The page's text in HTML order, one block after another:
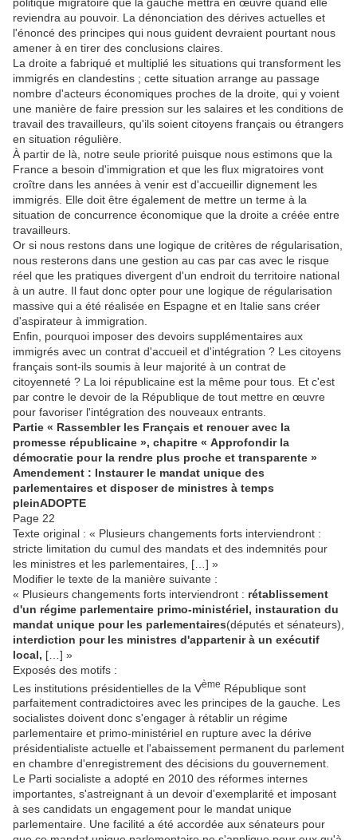
reviendra au pouvoir. La dénonciation des dérives actuelles et
l'énoncé des principes qui nous guident devraient pourtant nous
amener à en tirer des conclusions claires.
La droite a fabriqué et multiplié les situations qui transforment les
immigrés en clandestins ; cette situation arrange au passage
nombre d'acteurs économiques proches de la droite, qui y voient
une manière de faire pression sur les salaires et les conditions de
travail des travailleurs, qu'ils soient citoyens français ou étrangers
en situation régulière.
À partir de là, notre seule priorité puisque nous estimons que la
France a besoin d'immigration et que les flux migratoires vont
croître dans les années à venir est d'accueillir dignement les
immigrés. Elle doit être également de mettre un terme à la
situation de concurrence économique que la droite a créée entre
travailleurs.
Or si nous restons dans une logique de critères de régularisation,
nous resterons dans une gestion au cas par cas avec le risque
réel que les pratiques divergent d'un endroit du territoire national
à un autre. Il faut donc opter pour une logique de régularisation
massive qui a été réalisée en Espagne et en Italie sans créer
d'aspirateur à immigration.
Enfin, pourquoi imposer des devoirs supplémentaires aux
immigrés avec un contrat d'accueil et d'intégration ? Les citoyens
français sont-ils soumis à leur majorité à un contrat de
citoyenneté ? La loi républicaine est la même pour tous. Et c'est
par contre le devoir de la République de tout mettre en œuvre
pour favoriser l'intégration des nouveaux entrants.
Partie « Rassembler les Français et renouer avec la
promesse républicaine », chapitre « Approfondir la
démocratie pour la rendre plus proche et transparente »
Amendement : Instaurer le mandat unique des
parlementaires et disposer de ministres à temps
pleinADOPTE
Page 22
Texte original : « Plusieurs changements forts interviendront :
stricte limitation du cumul des mandats et des indemnités pour
les ministres et les parlementaires, […] »
Modifier le texte de la manière suivante :
« Plusieurs changements forts interviendront : rétablissement
d'un régime parlementaire primo-ministériel, instauration du
mandat unique pour les parlementaires(députés et sénateurs),
interdiction pour les ministres d'appartenir à un exécutif
local, […] »
Exposés des motifs :
Les institutions présidentielles de la Vème République sont
parfaitement contradictoires avec les principes de la gauche. Les
socialistes doivent donc s'engager à rétablir un régime
parlementaire et primo-ministériel en rupture avec la dérive
présidentialiste actuelle et l'abaissement permanent du parlement
en chambre d'enregistrement des décisions du gouvernement.
Le Parti socialiste a adopté en 2010 des réformes internes
importantes, s'astreignant à un devoir d'exemplarité et imposant
à ses candidats un engagement pour le mandat unique
parlementaire. Une facilité a été accordée aux sénateurs pour